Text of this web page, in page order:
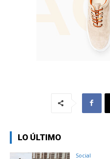
LO ÚLTIMO
Social